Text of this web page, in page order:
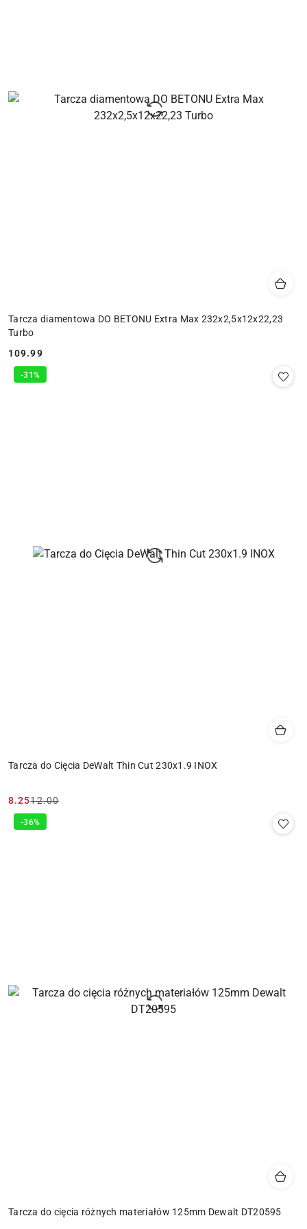
Tarcza diamentowa DO BETONU Extra Max 232x2,5x12x22,23
Turbo
Cena:
109.99
Tarcza do Cięcia DeWalt Thin Cut 230x1.9 INOX
Cena
promocyjna:
8.25
Cena
przed
12.00
-31%
Tarcza do cięcia różnych materiałów 125mm Dewalt DT20595
-36%